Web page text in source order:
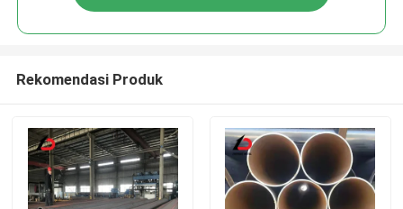
Rekomendasi Produk